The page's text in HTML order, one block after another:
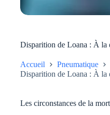
Disparition de Loana : À la
Accueil
Pneumatique
Disparition de Loana : À la
Les circonstances de la